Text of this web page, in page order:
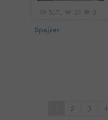
5071 24
Spajzer
2 3 4